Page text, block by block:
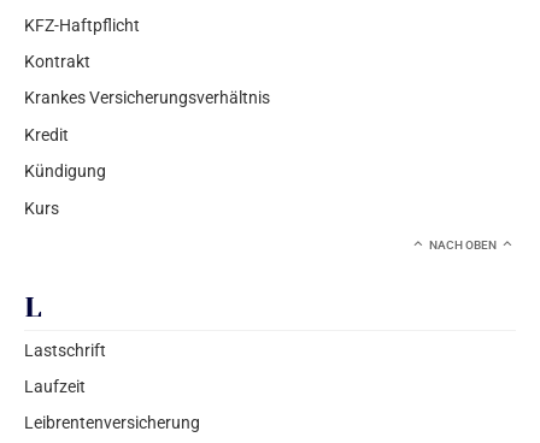
KFZ-Haftpflicht
Kontrakt
Krankes Versicherungsverhältnis
Kredit
Kündigung
Kurs
NACH OBEN
L
Lastschrift
Laufzeit
Leibrentenversicherung